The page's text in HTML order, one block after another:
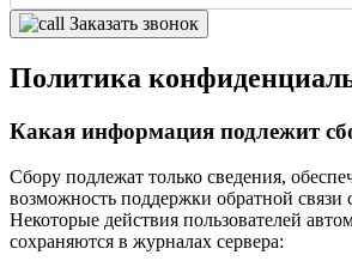
Заказать звонок
Политика
Какая информация подлежит
Сбору подлежат только сведения,
возможность поддержки обратной связи
Некоторые действия пользователей
сохраняются в журналах сервера: